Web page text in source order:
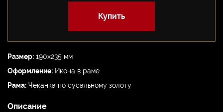
Купить
Размер: 190х235 мм
Оформление: Икона в раме
Рама: Чеканка по сусальному золоту
Описание